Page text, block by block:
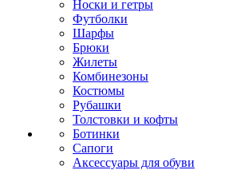
Носки и гетры
Футболки
Шарфы
Брюки
Жилеты
Комбинезоны
Костюмы
Рубашки
Толстовки и кофты
Ботинки
Сапоги
Аксессуары для обуви